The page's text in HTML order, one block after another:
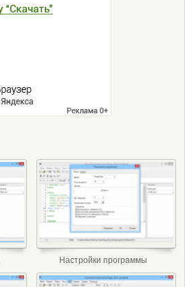
Настройки программы